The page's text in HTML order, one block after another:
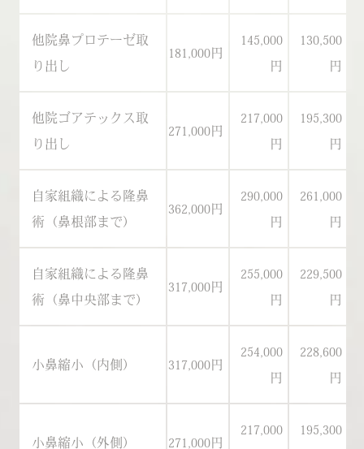
他院鼻プロテーゼ取
り出し
181,000円
145,000
円
130,500
円
他院ゴアテックス取
り出し
271,000円
217,000
円
195,300
円
自家組織による隆鼻
術（鼻根部まで）
362,000円
290,000
円
261,000
円
自家組織による隆鼻
術（鼻中央部まで）
317,000円
255,000
円
229,500
円
小鼻縮小（内側） 317,000円
254,000
円
228,600
円
小鼻縮小（外側） 271,000円
217,000
195,300